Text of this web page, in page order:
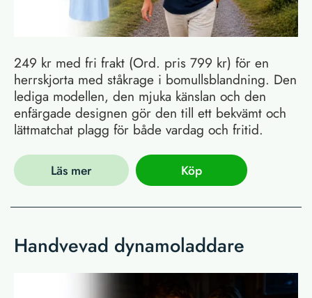
249 kr med fri frakt (Ord. pris 799 kr) för en
herrskjorta med ståkrage i bomullsblandning. Den
lediga modellen, den mjuka känslan och den
enfärgade designen gör den till ett bekvämt och
lättmatchat plagg för både vardag och fritid.
Läs mer Köp
Handvevad dynamoladdare